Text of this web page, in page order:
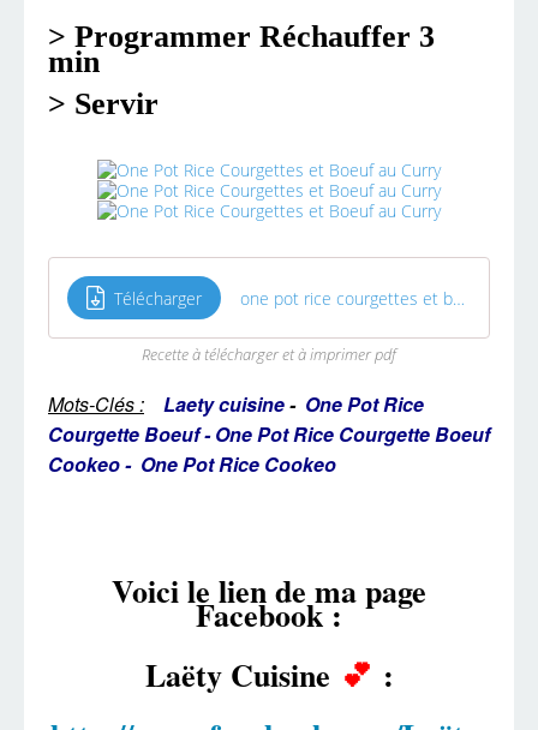
> Programmer Réchauffer 3
min
> Servir
Télécharger one pot rice courgettes et boeuf au curry
Recette à télécharger et à imprimer pdf
Mots-Clés : Laety cuisine- One Pot Rice
Courgette Boeuf-One Pot Rice Courgette Boeuf
Cookeo- One Pot Rice Cookeo
Voici le lien de ma page
Facebook :
Laëty Cuisine 💕 :